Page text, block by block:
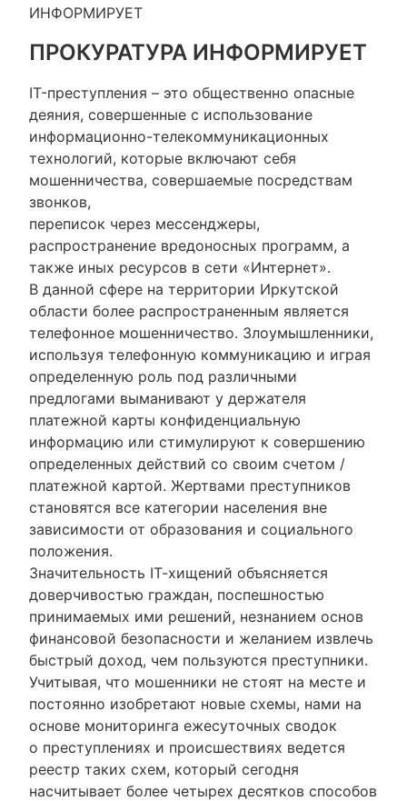
ИНФОРМИРУЕТ
ПРОКУРАТУРА ИНФОРМИРУЕТ
IT-преступления – это общественно опасные
деяния, совершенные с использование
информационно-телекоммуникационных
технологий, которые включают себя
мошенничества, совершаемые посредствам
звонков,
переписок через мессенджеры,
распространение вредоносных программ, а
также иных ресурсов в сети «Интернет».
В данной сфере на территории Иркутской
области более распространенным является
телефонное мошенничество. Злоумышленники,
используя телефонную коммуникацию и играя
определенную роль под различными
предлогами выманивают у держателя
платежной карты конфиденциальную
информацию или стимулируют к совершению
определенных действий со своим счетом /
платежной картой. Жертвами преступников
становятся все категории населения вне
зависимости от образования и социального
положения.
Значительность IТ-хищений объясняется
доверчивостью граждан, поспешностью
принимаемых ими решений, незнанием основ
финансовой безопасности и желанием извлечь
быстрый доход, чем пользуются преступники.
Учитывая, что мошенники не стоят на месте и
постоянно изобретают новые схемы, нами на
основе мониторинга ежесуточных сводок
о преступлениях и происшествиях ведется
реестр таких схем, который сегодня
насчитывает более четырех десятков способов